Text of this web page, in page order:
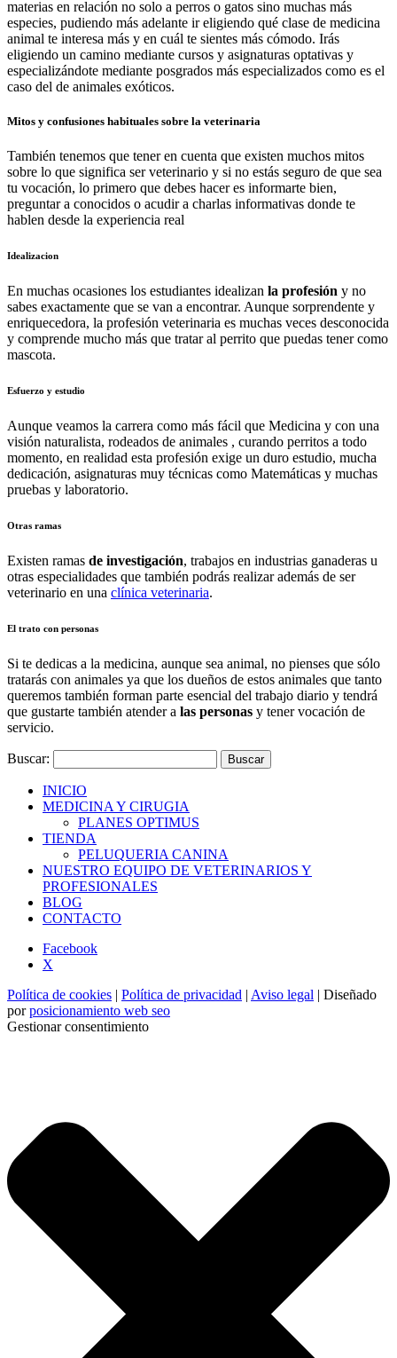
materias en relación no solo a perros o gatos sino muchas más
especies, pudiendo más adelante ir eligiendo qué clase de medicina
animal te interesa más y en cuál te sientes más cómodo. Irás
eligiendo un camino mediante cursos y asignaturas optativas y
especializándote mediante posgrados más especializados como es el
caso del de animales exóticos.
Mitos y confusiones habituales sobre la veterinaria
También tenemos que tener en cuenta que existen muchos mitos
sobre lo que significa ser veterinario y si no estás seguro de que sea
tu vocación, lo primero que debes hacer es informarte bien,
preguntar a conocidos o acudir a charlas informativas donde te
hablen desde la experiencia real
Idealizacion
En muchas ocasiones los estudiantes idealizan la profesión y no
sabes exactamente que se van a encontrar. Aunque sorprendente y
enriquecedora, la profesión veterinaria es muchas veces desconocida
y comprende mucho más que tratar al perrito que puedas tener como
mascota.
Esfuerzo y estudio
Aunque veamos la carrera como más fácil que Medicina y con una
visión naturalista, rodeados de animales , curando perritos a todo
momento, en realidad esta profesión exige un duro estudio, mucha
dedicación, asignaturas muy técnicas como Matemáticas y muchas
pruebas y laboratorio.
Otras ramas
Existen ramas de investigación, trabajos en industrias ganaderas u
otras especialidades que también podrás realizar además de ser
veterinario en una clínica veterinaria.
El trato con personas
Si te dedicas a la medicina, aunque sea animal, no pienses que sólo
tratarás con animales ya que los dueños de estos animales que tanto
queremos también forman parte esencial del trabajo diario y tendrá
que gustarte también atender a las personas y tener vocación de
servicio.
Buscar:
INICIO
MEDICINA Y CIRUGIA
PLANES OPTIMUS
TIENDA
PELUQUERIA CANINA
NUESTRO EQUIPO DE VETERINARIOS Y
PROFESIONALES
BLOG
CONTACTO
Facebook
X
Política de cookies | Política de privacidad | Aviso legal | Diseñado
porposicionamiento web seo
Gestionar consentimiento